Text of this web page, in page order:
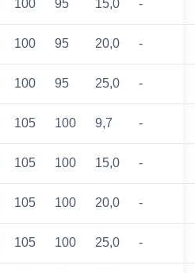
100 95 15,0 -
100 95 20,0 -
100 95 25,0 -
105 100 9,7 -
105 100 15,0 -
105 100 20,0 -
105 100 25,0 -